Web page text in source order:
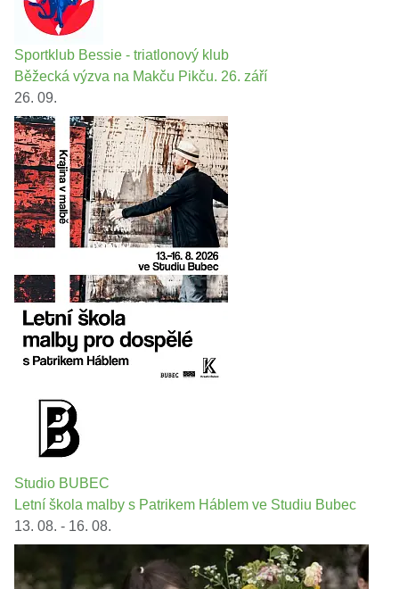
Sportklub Bessie - triatlonový klub
Běžecká výzva na Makču Pikču. 26. září
26. 09.
Studio BUBEC
Letní škola malby s Patrikem Háblem ve Studiu Bubec
13. 08. - 16. 08.